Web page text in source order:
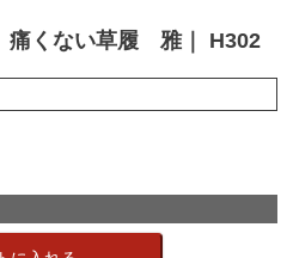
くない草履 雅｜ H302